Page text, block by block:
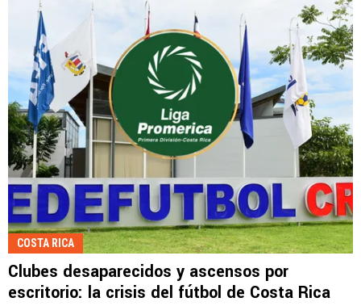
COSTA RICA
Clubes desaparecidos y ascensos por
escritorio: la crisis del fútbol de Costa Rica